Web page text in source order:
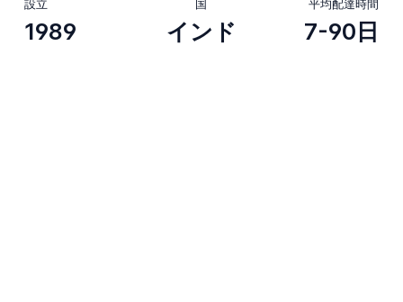
設立
1989
国
インド
平均配達時間
7-90日